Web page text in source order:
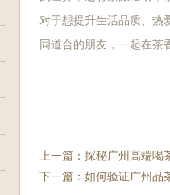
对于想提升生活品质、热
同道合的朋友，一起在茶
上一篇： 探秘广州高端喝
下一篇： 如何验证广州品